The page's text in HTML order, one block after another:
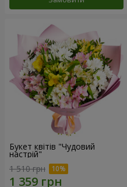
Букет квітів "Чудовий
настрій"
1 510 грн